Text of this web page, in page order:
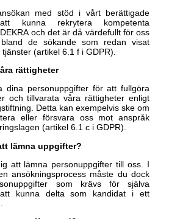
med stöd i vårt berättigade
kunna rekrytera kompetenta
och det är då värdefullt för oss
de sökande som redan visat
(artikel 6.1 f i GDPR).
rättigheter
dina personuppgifter för att fullgöra
och tillvarata våra rättigheter enligt
Detta kan exempelvis ske om
eller försvara oss mot anspråk
(artikel 6.1 c i GDPR).
lämna uppgifter?
att lämna personuppgifter till oss. I
ansökningsprocess måste du dock
som krävs för själva
kunna delta som kandidat i ett